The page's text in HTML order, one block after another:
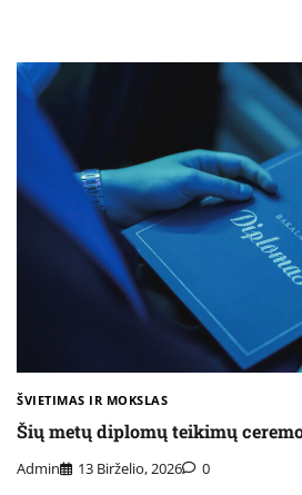
ŠVIETIMAS IR MOKSLAS
Šių metų diplomų teikimų
Admin 13 Birželio, 2026 0